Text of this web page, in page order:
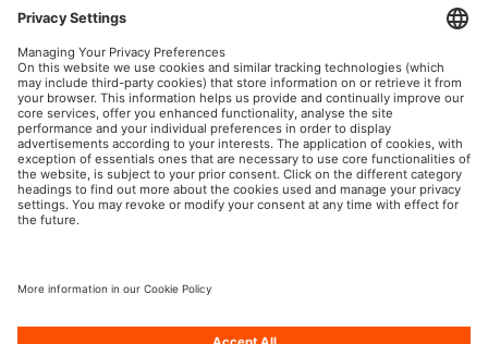
Flush mount WL
VX100-FL
Serie Value
OSRAM Automotive nei Social